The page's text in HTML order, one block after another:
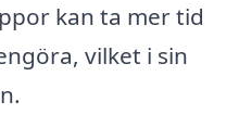
kan ta mer tid
vilket i sin